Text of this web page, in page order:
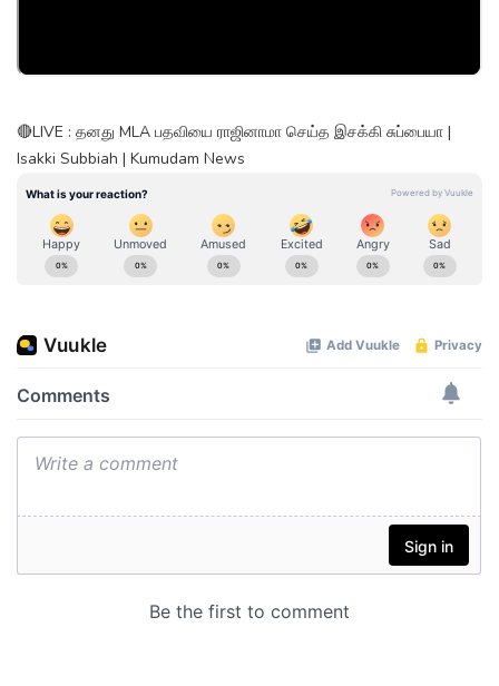
🔴LIVE : தனது MLA பதவியை ராஜினாமா செய்த இசக்கி சுப்பையா |
Isakki Subbiah | Kumudam News